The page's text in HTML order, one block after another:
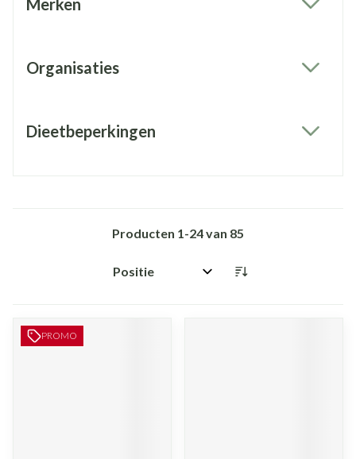
Merken
Organisaties
Dieetbeperkingen
Producten 1-24van 85
Sorteer op:
PROMO